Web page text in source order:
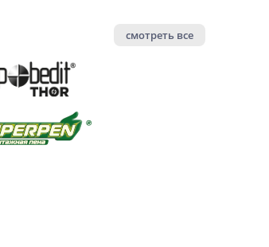
смотреть все